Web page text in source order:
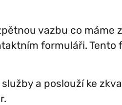
vazbu co máme
formuláři. Tento
a poslouží ke